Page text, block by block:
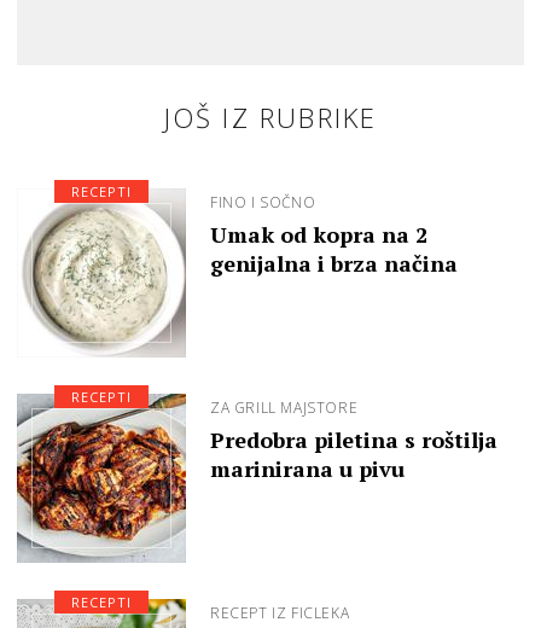
JOŠ IZ RUBRIKE
FINO I SOČNO
Umak od kopra na 2
genijalna i brza načina
RECEPTI
ZA GRILL MAJSTORE
Predobra piletina s roštilja
marinirana u pivu
RECEPTI
RECEPT IZ FICLEKA
RECEPTI